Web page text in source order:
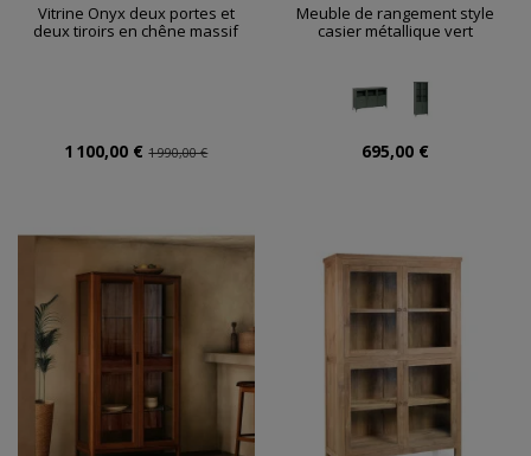
Vitrine Onyx deux portes et
deux tiroirs en chêne massif
1 100,00 €1 990,00 €
Meuble de rangement style
casier métallique vert
695,00 €